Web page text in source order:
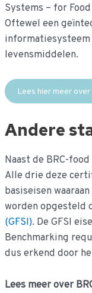
Systems – for
Oftewel een
levensmiddelen.
Lees hier meer
Andere
Naast de BRC-
Alle drie deze
basiseisen
worden opgesteld
(GFSI). De GFSI
Benchmarking
dus erkend door
Lees meer over